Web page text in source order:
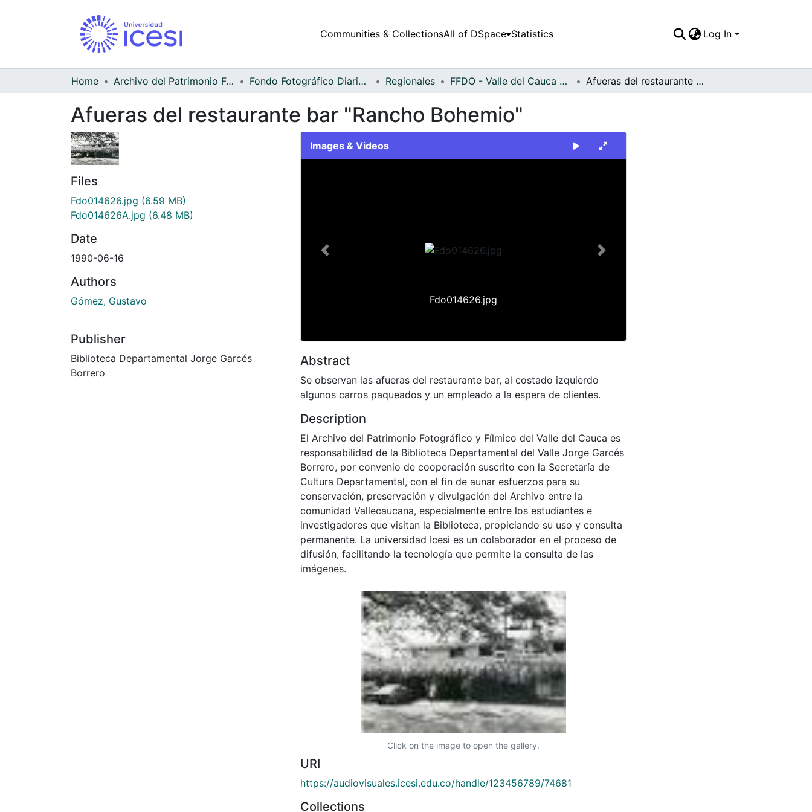
Communities & CollectionsAll of DSpace Statistics Log In
Home Archivo del Patrimonio Fotográfico y Fílmico del Valle del Cauca Fondo Fotográfico Diario Occidente Regionales FFDO - Valle del Cauca - Patrimonial Afueras del restaurante bar "Rancho Bohemio"
Afueras del restaurante bar "Rancho Bohemio"
Files
Fdo014626.jpg (6.59 MB)
Fdo014626A.jpg (6.48 MB)
Date
1990-06-16
Authors
Gómez, Gustavo
Publisher
Biblioteca Departamental Jorge Garcés
Borrero
Images & Videos
Fdo014626.jpg
Previous Next
Abstract
Se observan las afueras del restaurante bar, al costado izquierdo
algunos carros paqueados y un empleado a la espera de clientes.
Description
El Archivo del Patrimonio Fotográfico y Fílmico del Valle del Cauca es
responsabilidad de la Biblioteca Departamental del Valle Jorge Garcés
Borrero, por convenio de cooperación suscrito con la Secretaría de
Cultura Departamental, con el fin de aunar esfuerzos para su
conservación, preservación y divulgación del Archivo entre la
comunidad Vallecaucana, especialmente entre los estudiantes e
investigadores que visitan la Biblioteca, propiciando su uso y consulta
permanente. La universidad Icesi es un colaborador en el proceso de
difusión, facilitando la tecnología que permite la consulta de las
imágenes.
Click on the image to open the gallery.
URI
https://audiovisuales.icesi.edu.co/handle/123456789/74681
Collections